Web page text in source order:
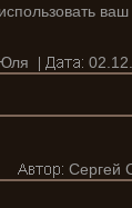
Сергей